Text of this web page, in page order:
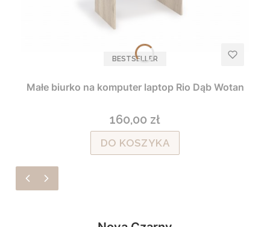
BESTSELLER
Małe biurko na komputer laptop Rio Dąb Wotan
Cena
160,00 zł
DO KOSZYKA